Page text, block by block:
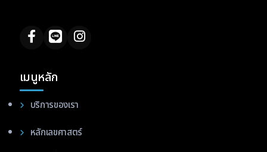
เมนูหลัก
บริการของเรา
หลักเลขศาสตร์